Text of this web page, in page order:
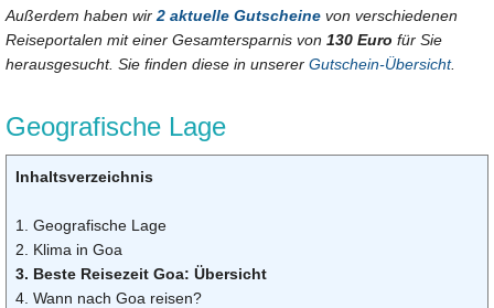
Außerdem haben wir 2 aktuelle Gutscheine von verschiedenen
Reiseportalen mit einer Gesamtersparnis von 130 Euro für Sie
herausgesucht. Sie finden diese in unserer Gutschein-Übersicht.
Geografische Lage
Inhaltsverzeichnis
1. Geografische Lage
2. Klima in Goa
3. Beste Reisezeit Goa: Übersicht
4. Wann nach Goa reisen?